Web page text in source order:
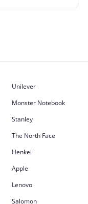
Unilever
Monster Notebook
Stanley
The North Face
Henkel
Apple
Lenovo
Salomon